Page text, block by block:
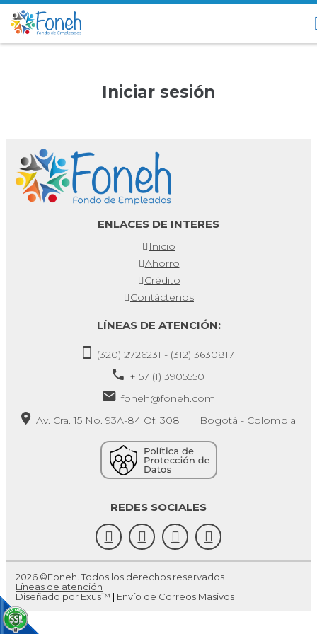
Iniciar sesión
ENLACES DE INTERES
Inicio
Ahorro
Crédito
Contáctenos
LÍNEAS DE ATENCIÓN:
(320) 2726231 - (312) 3630817
+ 57 (1) 3905550
foneh@foneh.com
Av. Cra. 15 No. 93A-84 Of. 308 Bogotá - Colombia
REDES SOCIALES
2026 ©Foneh. Todos los derechos reservados
Líneas de atención
Diseñado por Exus™ | Envío de Correos Masivos